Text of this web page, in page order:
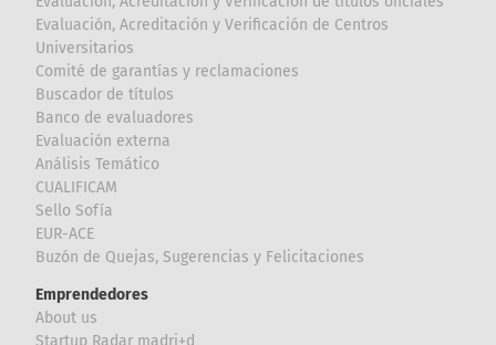
Evaluación, Acreditación y Verificación de Centros
Universitarios
Comité de garantías y reclamaciones
Buscador de títulos
Banco de evaluadores
Evaluación externa
Análisis Temático
CUALIFICAM
Sello Sofía
EUR-ACE
Buzón de Quejas, Sugerencias y Felicitaciones
Emprendedores
About us
Startup Radar madri+d